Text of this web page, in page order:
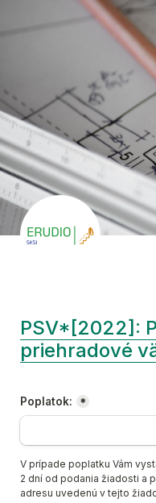
PSV*[2022]:
priehradové
Poplatok: *
V prípade poplatku Vám
2 dní od podania žiadosti a
adresu uvedenú v tejto